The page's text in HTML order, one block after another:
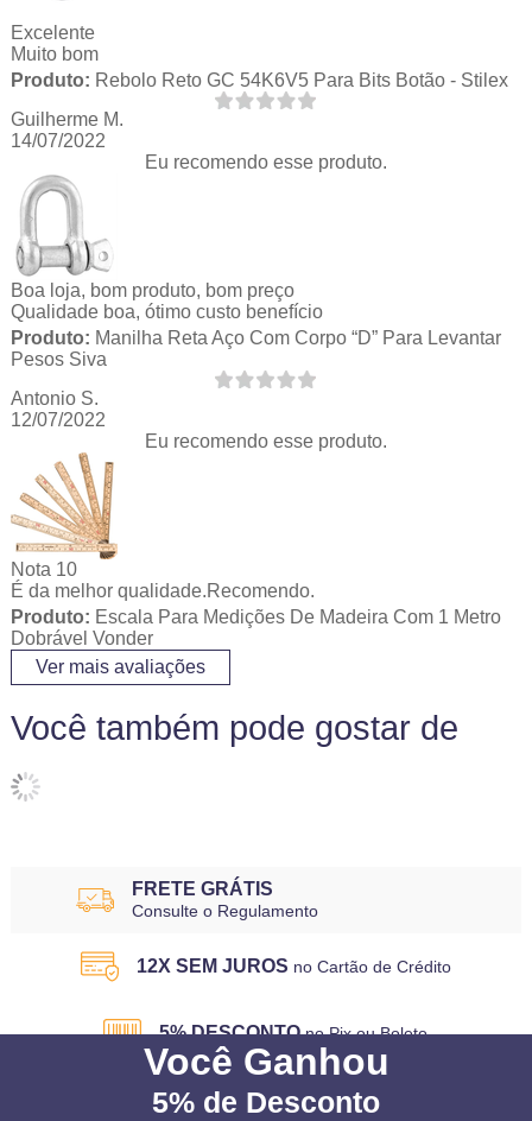
Excelente
Muito bom
Produto: Rebolo Reto GC 54K6V5 Para Bits Botão - Stilex
Guilherme M.
14/07/2022
Eu recomendo esse produto.
Boa loja, bom produto, bom preço
Qualidade boa, ótimo custo benefício
Produto: Manilha Reta Aço Com Corpo “D” Para Levantar
Pesos Siva
Antonio S.
12/07/2022
Eu recomendo esse produto.
Nota 10
É da melhor qualidade.Recomendo.
Produto: Escala Para Medições De Madeira Com 1 Metro
Dobrável Vonder
Ver mais avaliações
Você também pode gostar de
FRETE GRÁTIS
Consulte o Regulamento
12X SEM JUROS no Cartão de Crédito
5% DESCONTO no Pix ou Boleto
Você Ganhou
5% de Desconto